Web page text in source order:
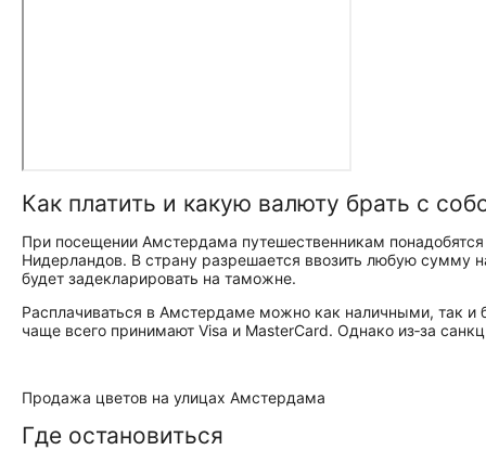
Как платить и какую валюту брать с
При посещении Амстердама путешественникам
Нидерландов. В страну разрешается ввозить любую сумму
будет задекларировать на таможне.
Расплачиваться в Амстердаме можно как наличными, так и
чаще всего принимают Visa и MasterCard. Однако из‑за
Продажа цветов на улицах Амстердама
Где остановиться